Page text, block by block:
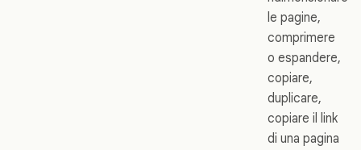
le pagine,
comprimere
o espandere,
copiare,
duplicare,
copiare il link
di una pagina